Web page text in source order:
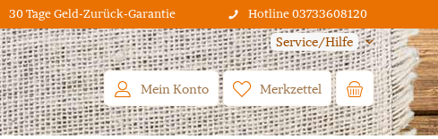
30 Tage Geld-Zurück-Garantie Hotline 03733608120
Service/Hilfe
Merkzettel
Mein Konto